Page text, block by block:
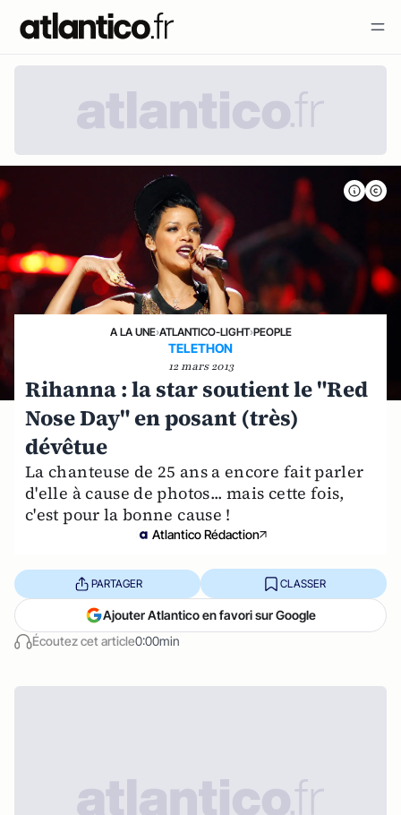
A LA UNE›ATLANTICO-LIGHT›PEOPLE
TELETHON
12 mars 2013
Rihanna : la star soutient le "Red
Nose Day" en posant (très)
dévêtue
La chanteuse de 25 ans a encore fait parler
d'elle à cause de photos... mais cette fois,
c'est pour la bonne cause !
Atlantico Rédaction
Écoutez cet article0:00min
PARTAGER CLASSER
Ajouter Atlantico en favori sur Google